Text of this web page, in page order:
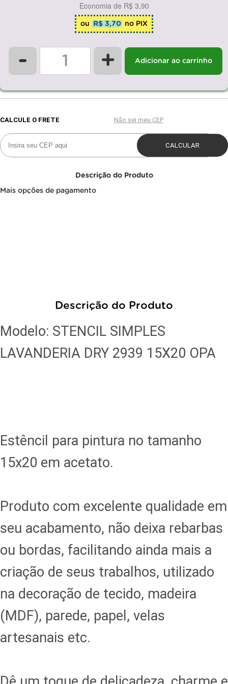
Economia de R$ 3,90
ou R$ 3,70 no PIX
- + Adicionar ao carrinho
Descrição do Produto
Mais opções de pagamento
Descrição do Produto
Modelo: STENCIL SIMPLES
LAVANDERIA DRY 2939 15X20 OPA
Estêncil para pintura no tamanho
15x20 em acetato.
Produto com excelente qualidade em
seu acabamento, não deixa rebarbas
ou bordas, facilitando ainda mais a
criação de seus trabalhos, utilizado
na decoração de tecido, madeira
(MDF), parede, papel, velas
artesanais etc.